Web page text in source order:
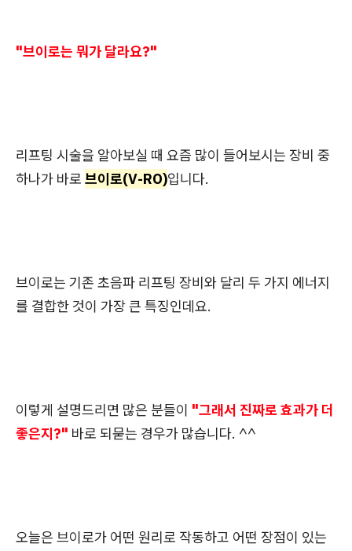
"브이로는 뭐가 달라요?"
리프팅 시술을 알아보실 때 요즘 많이 들어보시는 장비 중
하나가 바로 브이로(V-RO)입니다.
브이로는 기존 초음파 리프팅 장비와 달리 두 가지 에너지
를 결합한 것이 가장 큰 특징인데요.
이렇게 설명드리면 많은 분들이 "그래서 진짜로 효과가 더
좋은지?" 바로 되묻는 경우가 많습니다. ^^
오늘은 브이로가 어떤 원리로 작동하고 어떤 장점이 있는